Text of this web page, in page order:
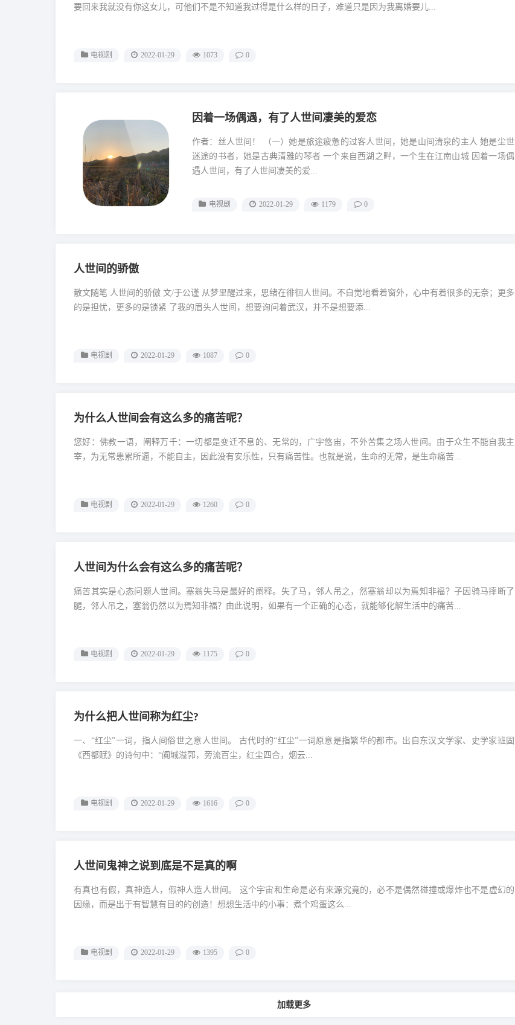
要回来我就没有你这女儿，可他们不是不知道我过得是什么样的日子，难道只是因为我离婚要儿...
电视剧 2022-01-29 1073 0
因着一场偶遇，有了人世间凄美的爱恋
作者：丝人世间！ （一）她是旅途疲惫的过客人世间，她是山间清泉的主人 她是尘世
迷途的书者，她是古典清雅的琴者 一个来自西湖之畔，一个生在江南山城 因着一场偶
遇人世间，有了人世间凄美的爱...
电视剧 2022-01-29 1179 0
人世间的骄傲
散文随笔 人世间的骄傲 文/于公谨 从梦里醒过来，思绪在徘徊人世间。不自觉地看着窗外，心中有着很多的无奈；更多
的是担忧，更多的是锁紧 了我的眉头人世间，想要询问着武汉，并不是想要添...
电视剧 2022-01-29 1087 0
为什么人世间会有这么多的痛苦呢？
您好：佛教一语，阐释万千：一切都是变迁不息的、无常的，广宇悠宙，不外苦集之场人世间。由于众生不能自我主
宰，为无常患累所逼，不能自主，因此没有安乐性，只有痛苦性。也就是说，生命的无常，是生命痛苦...
电视剧 2022-01-29 1260 0
人世间为什么会有这么多的痛苦呢？
痛苦其实是心态问题人世间。塞翁失马是最好的阐释。失了马，邻人吊之，然塞翁却以为焉知非福？子因骑马摔断了
腿，邻人吊之，塞翁仍然以为焉知非福？由此说明，如果有一个正确的心态，就能够化解生活中的痛苦...
电视剧 2022-01-29 1175 0
为什么把人世间称为红尘?
一、“红尘”一词，指人间俗世之意人世间。 古代时的“红尘”一词原意是指繁华的都市。出自东汉文学家、史学家班固
《西都赋》的诗句中：“阗城溢郭，旁流百尘，红尘四合，烟云...
电视剧 2022-01-29 1616 0
人世间鬼神之说到底是不是真的啊
有真也有假，真神造人，假神人造人世间。 这个宇宙和生命是必有来源究竟的，必不是偶然碰撞或爆炸也不是虚幻的
因缘，而是出于有智慧有目的的创造！想想生活中的小事：煮个鸡蛋这么...
电视剧 2022-01-29 1395 0
加载更多